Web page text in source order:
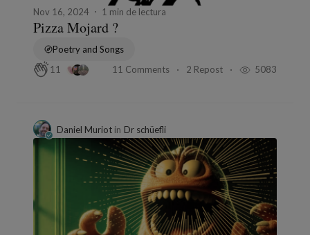
Nov 16, 2024 1 min de lectura
Pizza Mojard ?
Poetry and Songs
11
11 Comments 2 Repost 5083
Daniel Muriot in Dr schüefli